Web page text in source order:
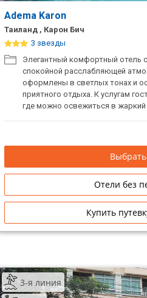
Adema Karon
Таиланд , Карон Бич
3 звезды
Элегантный комфортный отель
спокойной расслабляющей
оформлены в светлых тонах и
приятного отдыха. К услугам
где можно освежиться в жаркий
Отели без
Купить
3-я линия